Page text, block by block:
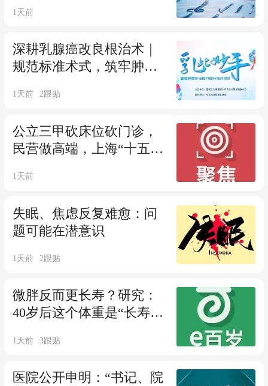
1天前
深耕乳腺癌改良根治术｜
规范标准术式，筑牢肿瘤
1天前 2跟贴
公立三甲砍床位砍门诊，
民营做高端，上海“十五
1天前
失眠、焦虑反复难愈：问
题可能在潜意识
1天前 2跟贴
微胖反而更长寿？研究：
40岁后这个体重是“长寿黄
1天前 3跟贴
医院公开申明：“书记、院